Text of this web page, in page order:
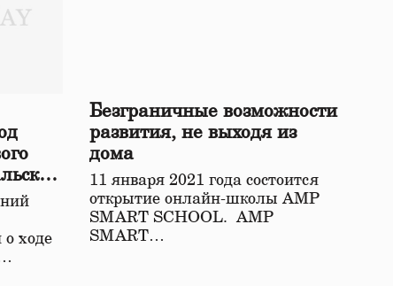
ходе
Безграничные возможности
развития, не выходя из
дома
11 января 2021 года состоится
открытие онлайн-школы АМР
SMART SCHOOL. АМР
SMART…